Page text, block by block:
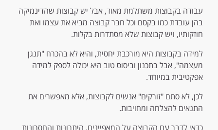
עבודה בקבוצות משתלמת מאוד, אבל יש קבוצות שהדינמיקה
בהן עובדת כמו בקסם וכל חבר קבוצה מביא את עצמו ואת
חוזקותיו, ויש קבוצות שלא מסתדרות בקלות.
למידה בקבוצות היא מורכבת יחסית, והיא לא בהכרח "תנגן
מעצמה", אבל בתכנון וביסוס טוב היא יכולה לספק למידה
אפקטיבית במיוחד.
לכן, לא סתם "זורקים" אנשים לקבוצות, אלא מאפשרים את
התנאים להצלחה ומחויבות.
כדאי לדבר עם הקבוצה על המאפיינים, היתרונות והחסרונות